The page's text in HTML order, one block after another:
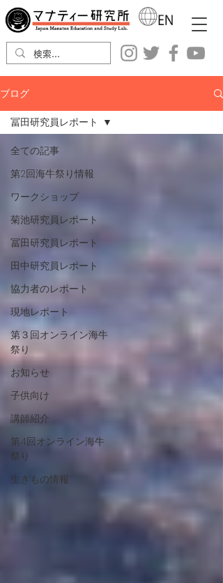
ブログ
全ての記事
第2回海牛祭り情報
ワークショップ
菊池研究員レポート
冨田研究員レポート
田中研究員レポート
協力者のレポート
現地レポート
第３回オンライン海牛
祭り
お知らせ
子供向け
講師紹介
第4回オンライン海牛
祭り
生きもの情報
冨田研究員レポート